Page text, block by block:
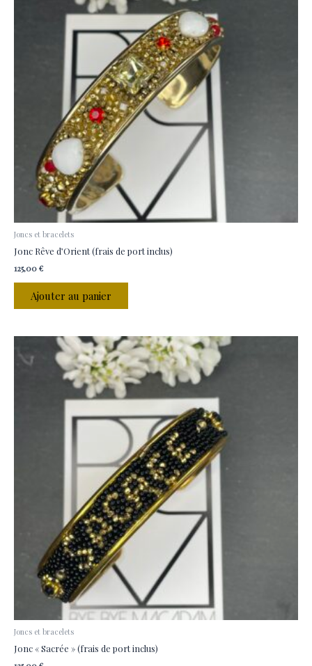
Joncs et bracelets
Jonc Rêve d’Orient (frais de port inclus)
125,00 €
Ajouter au panier
Joncs et bracelets
Jonc « Sacrée » (frais de port inclus)